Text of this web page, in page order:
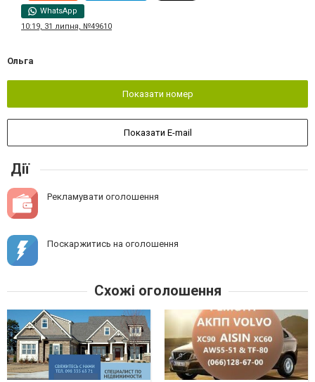
WhatsApp
10:19, 31 липня, №49610
Ольга
Показати номер
Показати E-mail
Дії
Рекламувати оголошення
Поскаржитись на оголошення
Схожі оголошення